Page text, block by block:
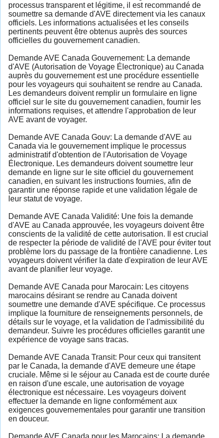
processus transparent et légitime, il est recommandé de
soumettre sa demande d'AVE directement via les canaux
officiels. Les informations actualisées et les conseils
pertinents peuvent être obtenus auprès des sources
officielles du gouvernement canadien.
Demande AVE Canada Gouvernement: La demande
d'AVE (Autorisation de Voyage Électronique) au Canada
auprès du gouvernement est une procédure essentielle
pour les voyageurs qui souhaitent se rendre au Canada.
Les demandeurs doivent remplir un formulaire en ligne
officiel sur le site du gouvernement canadien, fournir les
informations requises, et attendre l'approbation de leur
AVE avant de voyager.
Demande AVE Canada Gouv: La demande d'AVE au
Canada via le gouvernement implique le processus
administratif d'obtention de l'Autorisation de Voyage
Électronique. Les demandeurs doivent soumettre leur
demande en ligne sur le site officiel du gouvernement
canadien, en suivant les instructions fournies, afin de
garantir une réponse rapide et une validation légale de
leur statut de voyage.
Demande AVE Canada Validité: Une fois la demande
d'AVE au Canada approuvée, les voyageurs doivent être
conscients de la validité de cette autorisation. Il est crucial
de respecter la période de validité de l'AVE pour éviter tout
problème lors du passage de la frontière canadienne. Les
voyageurs doivent vérifier la date d'expiration de leur AVE
avant de planifier leur voyage.
Demande AVE Canada pour Marocain: Les citoyens
marocains désirant se rendre au Canada doivent
soumettre une demande d'AVE spécifique. Ce processus
implique la fourniture de renseignements personnels, de
détails sur le voyage, et la validation de l'admissibilité du
demandeur. Suivre les procédures officielles garantit une
expérience de voyage sans tracas.
Demande AVE Canada Transit: Pour ceux qui transitent
par le Canada, la demande d'AVE demeure une étape
cruciale. Même si le séjour au Canada est de courte durée
en raison d'une escale, une autorisation de voyage
électronique est nécessaire. Les voyageurs doivent
effectuer la demande en ligne conformément aux
exigences gouvernementales pour garantir une transition
en douceur.
Demande AVE Canada pour les Marocains: La demande